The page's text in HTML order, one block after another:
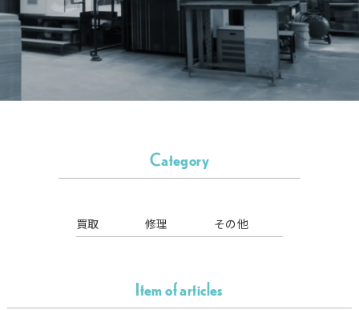
Category
買取 修理 その他
Item of articles